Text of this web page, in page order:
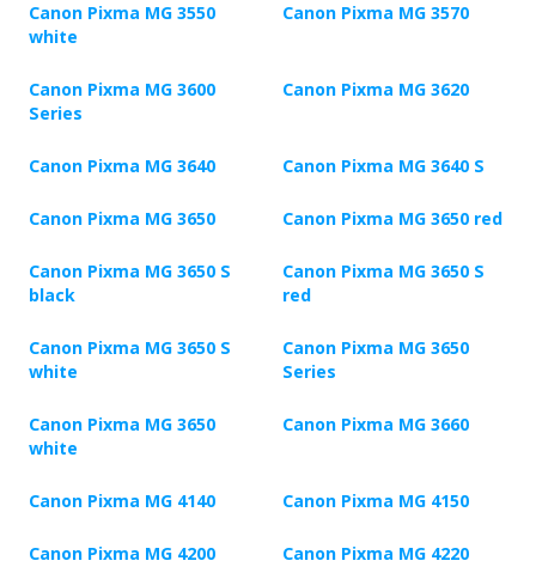
Canon Pixma MG 3550
white
Canon Pixma MG 3570
Canon Pixma MG 3600
Series
Canon Pixma MG 3620
Canon Pixma MG 3640 Canon Pixma MG 3640 S
Canon Pixma MG 3650 Canon Pixma MG 3650 red
Canon Pixma MG 3650 S
black
Canon Pixma MG 3650 S
red
Canon Pixma MG 3650 S
white
Canon Pixma MG 3650
Series
Canon Pixma MG 3650
white
Canon Pixma MG 3660
Canon Pixma MG 4140 Canon Pixma MG 4150
Canon Pixma MG 4200
Canon Pixma MG 4220